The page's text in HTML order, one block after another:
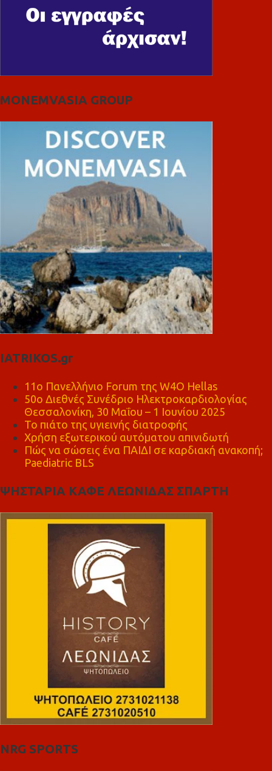
MONEMVASIA GROUP
IATRIKOS.gr
11ο Πανελλήνιο Forum της W4O Hellas
50ο Διεθνές Συνέδριο Ηλεκτροκαρδιολογίας
Θεσσαλονίκη, 30 Μαΐου – 1 Ιουνίου 2025
Το πιάτο της υγιεινής διατροφής
Χρήση εξωτερικού αυτόματου απινιδωτή
Πώς να σώσεις ένα ΠΑΙΔΙ σε καρδιακή ανακοπή;
Paediatric BLS
ΨΗΣΤΑΡΙΑ ΚΑΦΕ ΛΕΩΝΙΔΑΣ ΣΠΑΡΤΗ
NRG SPORTS